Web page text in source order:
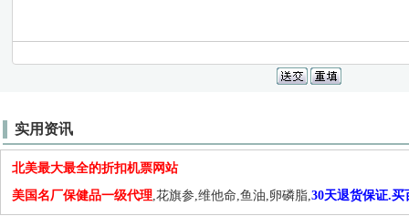
实用资讯
北美最大最全的折扣机票网站
美国名厂保健品一级代理,花旗参,维他命,鱼油,卵磷脂,30天退货保证.买